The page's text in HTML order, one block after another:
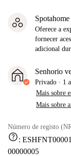
Oferece a
fornecer
adicional
Senhorio
Privado · 1
Mais sobre
Mais sobre
Número de registo
help:
00000005